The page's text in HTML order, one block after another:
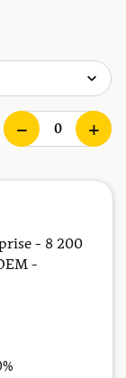
- 8 200
-